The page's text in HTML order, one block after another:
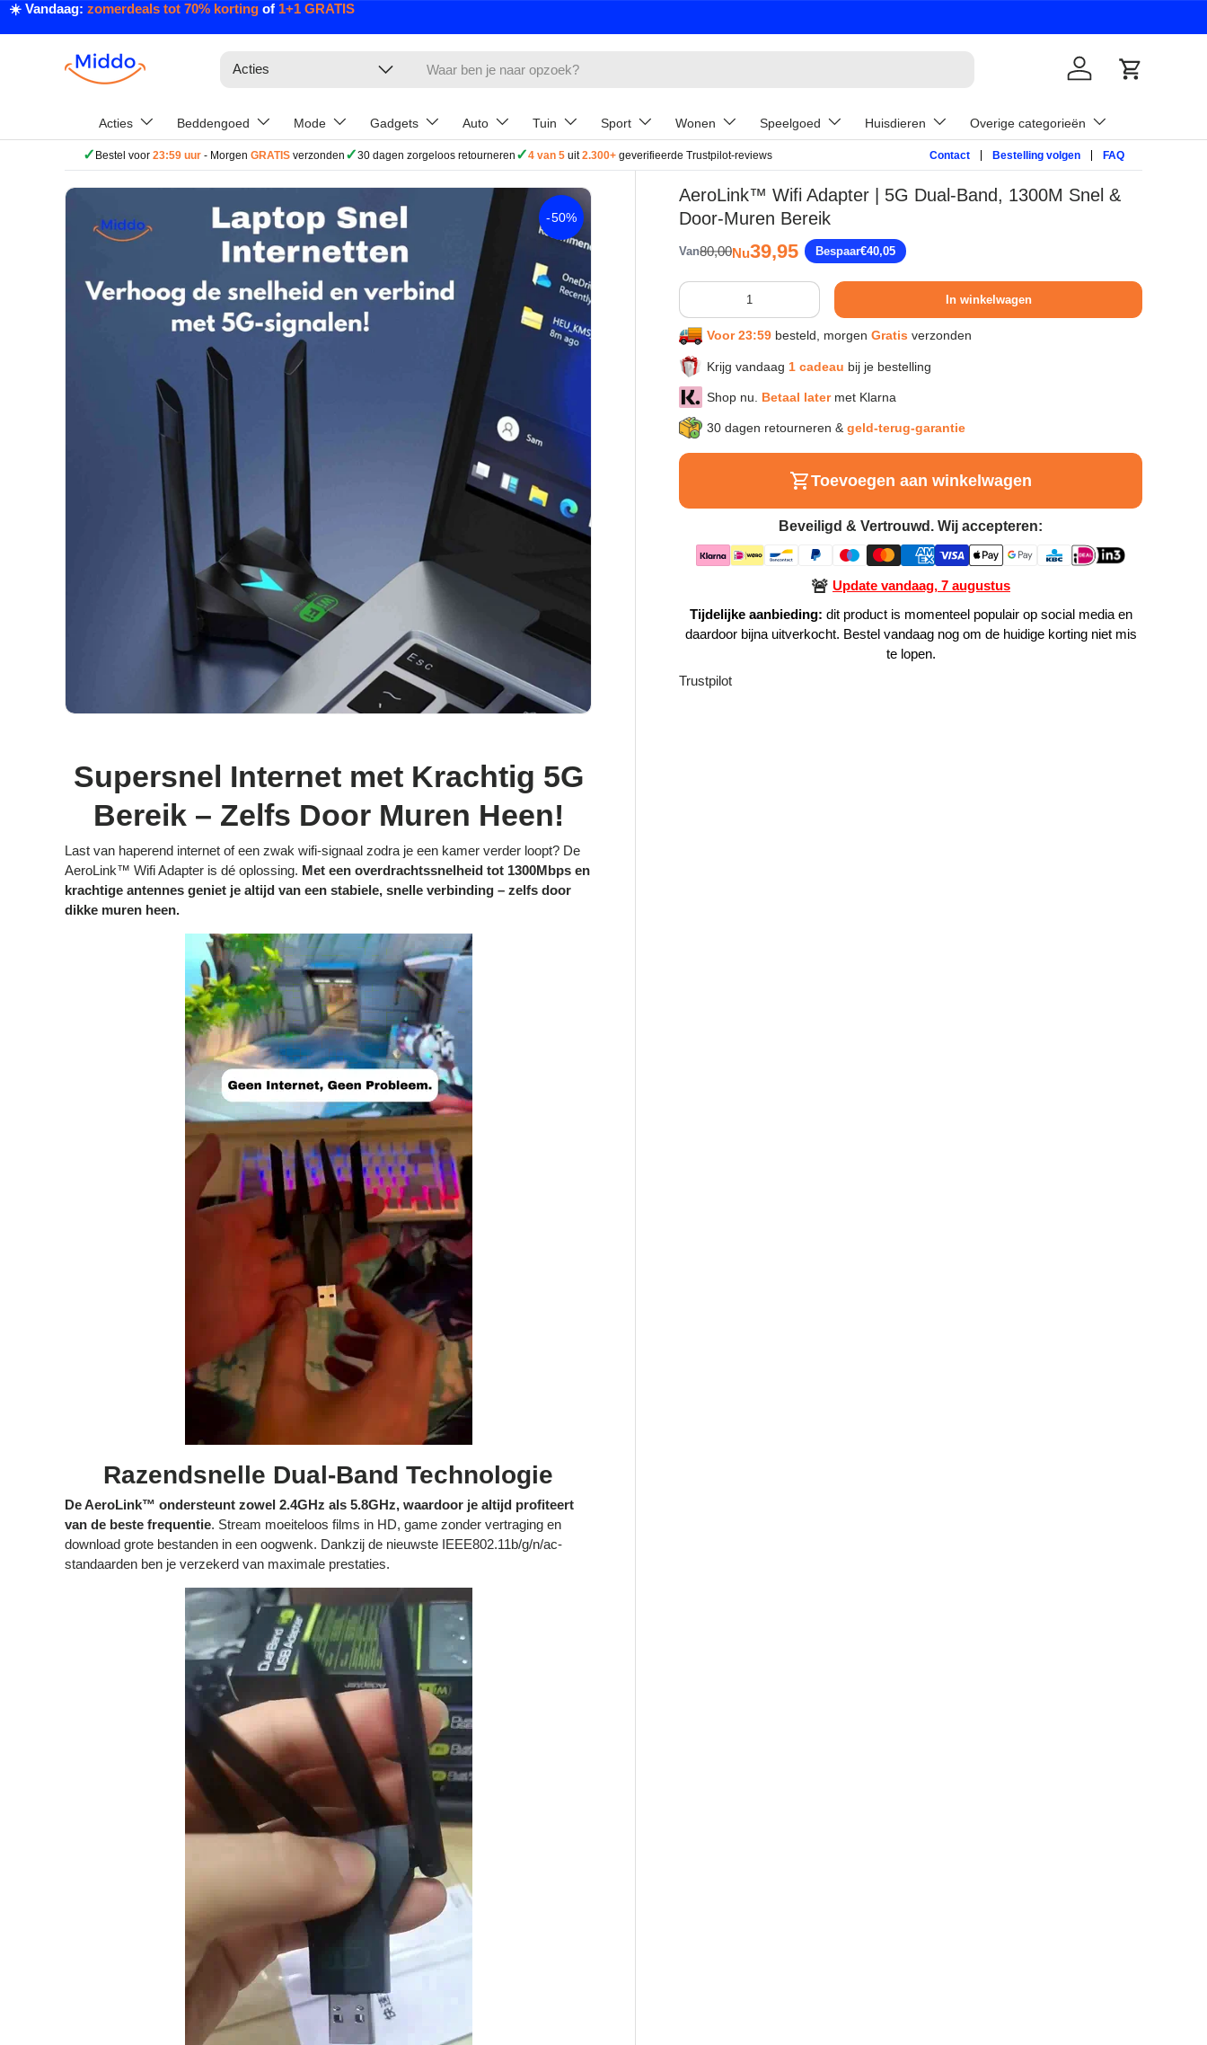
Ga naar inhoud
☀️ Vandaag: zomerdeals tot 70% korting of 1+1 GRATIS
Acties InloggenWinkelwagen
Acties Beddengoed Mode Gadgets Auto Tuin Sport Wonen Speelgoed Huisdieren Overige categorieën
✓ Bestel voor 23:59 uur - Morgen GRATIS verzonden ✓30 dagen zorgeloos retourneren ✓4 van 5 uit2.300+ geverifieerde Trustpilot-reviews Contact Bestelling volgen FAQ
Ga direct naar productinformatie -50%
AeroLink™ Wifi Adapter | 5G Dual-Band, 1300M Snel &
Door-Muren Bereik
VanReguliere prijs
80,00Verkoopprijs
Nu39,95 Bespaar€40,05
Aantal
In winkelwagen
Voor 23:59 besteld, morgen Gratis verzonden
Krijg vandaag 1 cadeau bij je bestelling
Shop nu. Betaal latermet Klarna
30 dagen retourneren & geld-terug-garantie
Toevoegen aan winkelwagen
Beveiligd & Vertrouwd. Wij accepteren:
🚨 Update vandaag, 7 augustus
Tijdelijke aanbieding: dit product is momenteel populair op social media en
daardoor bijna uitverkocht. Bestel vandaag nog om de huidige korting niet mis
te lopen.
Trustpilot
Supersnel Internet met Krachtig 5G
Bereik – Zelfs Door Muren Heen!
Last van haperend internet of een zwak wifi-signaal zodra je een kamer verder loopt? De
AeroLink™ Wifi Adapter is dé oplossing. Met een overdrachtssnelheid tot 1300Mbps en
krachtige antennes geniet je altijd van een stabiele, snelle verbinding – zelfs door
dikke muren heen.
Razendsnelle Dual-Band Technologie
De AeroLink™ ondersteunt zowel 2.4GHz als 5.8GHz, waardoor je altijd profiteert
van de beste frequentie. Stream moeiteloos films in HD, game zonder vertraging en
download grote bestanden in een oogwenk. Dankzij de nieuwste IEEE802.11b/g/n/ac-
standaarden ben je verzekerd van maximale prestaties.